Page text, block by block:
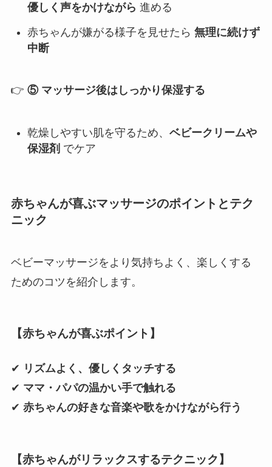
優しく声をかけながら 進める
赤ちゃんが嫌がる様子を見せたら 無理に続けず
中断
👉 ⑤ マッサージ後はしっかり保湿する
乾燥しやすい肌を守るため、 ベビークリームや
保湿剤 でケア
赤ちゃんが喜ぶマッサージのポイントとテク
ニック
ベビーマッサージをより気持ちよく、楽しくする
ためのコツを紹介します。
【赤ちゃんが喜ぶポイント】
✔ リズムよく、優しくタッチする
✔ ママ・パパの温かい手で触れる
✔ 赤ちゃんの好きな音楽や歌をかけながら行う
【赤ちゃんがリラックスするテクニック】